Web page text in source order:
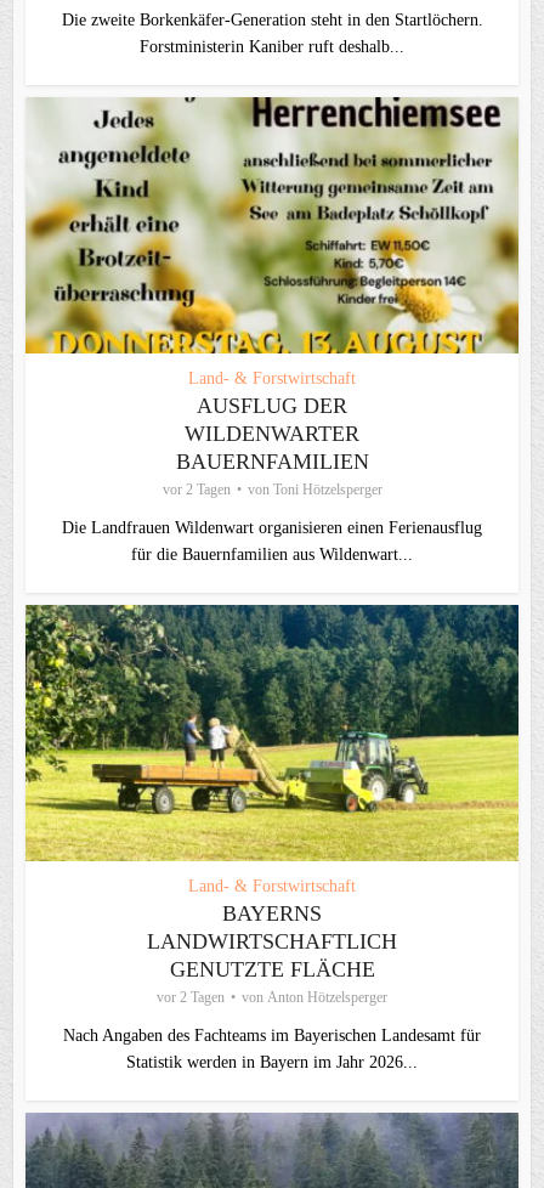
Die zweite Borkenkäfer-Generation steht in den Startlöchern.
Forstministerin Kaniber ruft deshalb...
Land- & Forstwirtschaft
AUSFLUG DER
WILDENWARTER
BAUERNFAMILIEN
vor 2 Tagen von Toni Hötzelsperger
Die Landfrauen Wildenwart organisieren einen Ferienausflug
für die Bauernfamilien aus Wildenwart...
Land- & Forstwirtschaft
BAYERNS
LANDWIRTSCHAFTLICH
GENUTZTE FLÄCHE
vor 2 Tagen von Anton Hötzelsperger
Nach Angaben des Fachteams im Bayerischen Landesamt für
Statistik werden in Bayern im Jahr 2026...